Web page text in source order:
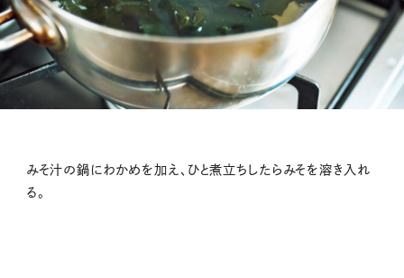
みそ汁の鍋にわかめを加え、ひと煮立ちしたらみそを溶き入れ
る。